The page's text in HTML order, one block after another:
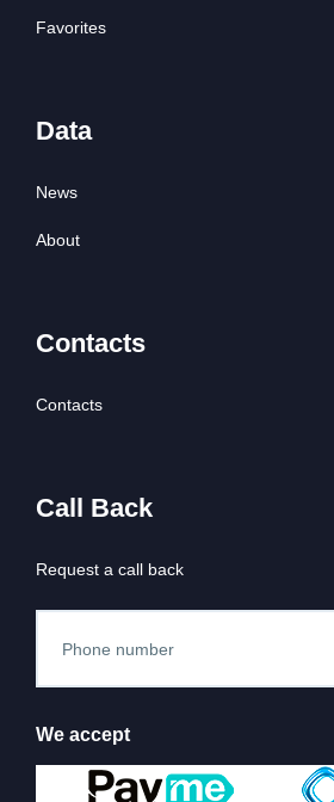
Favorites
Data
News
About
Contacts
Contacts
Call Back
Request a call back
We accept